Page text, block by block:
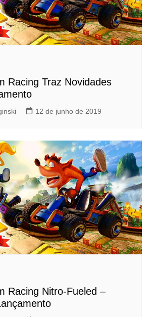
Racing Traz Novidades
12 de junho de 2019
Racing Nitro-Fueled –